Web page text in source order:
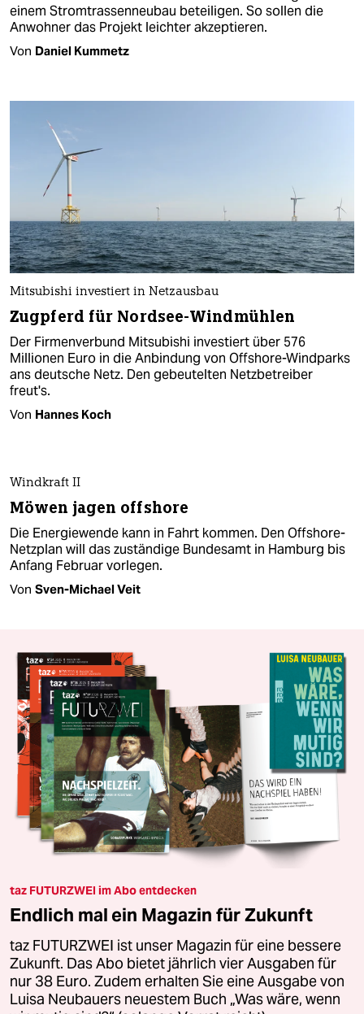
einem Stromtrassenneubau beteiligen. So sollen die
Anwohner das Projekt leichter akzeptieren.
Von Daniel Kummetz
Mitsubishi investiert in Netzausbau
Zugpferd für Nordsee-Windmühlen
Der Firmenverbund Mitsubishi investiert über 576
Millionen Euro in die Anbindung von Offshore-Windparks
ans deutsche Netz. Den gebeutelten Netzbetreiber
freut's.
Von Hannes Koch
Windkraft II
Möwen jagen offshore
Die Energiewende kann in Fahrt kommen. Den Offshore-
Netzplan will das zuständige Bundesamt in Hamburg bis
Anfang Februar vorlegen.
Von Sven-Michael Veit
taz FUTURZWEI im Abo entdecken
Endlich mal ein Magazin für Zukunft
taz FUTURZWEI ist unser Magazin für eine bessere
Zukunft. Das Abo bietet jährlich vier Ausgaben für
nur 38 Euro. Zudem erhalten Sie eine Ausgabe von
Luisa Neubauers neuestem Buch „Was wäre, wenn